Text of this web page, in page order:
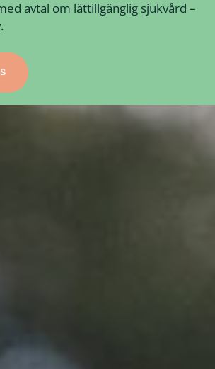
avtal om lättillgänglig sjukvård –